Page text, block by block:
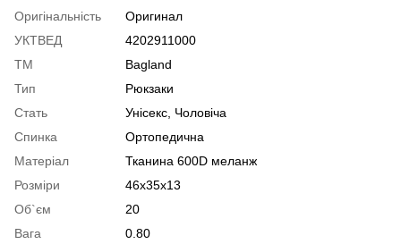
Оригінальність
Оригинал
УКТВЕД
4202911000
ТМ
Bagland
Тип
Рюкзаки
Стать
Унісекс, Чоловіча
Спинка
Ортопедична
Матеріал
Тканина 600D меланж
Розміри
46x35x13
Об`єм
20
Вага
0.80